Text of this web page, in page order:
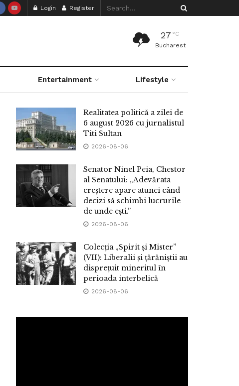
Login Register
27 °C
Bucharest
Entertainment Lifestyle
Realitatea politică a zilei de
6 august 2026 cu jurnalistul
Titi Sultan
2026-08-06
Senator Ninel Peia, Chestor
al Senatului: „Adevărata
creștere apare atunci când
decizi să schimbi lucrurile
de unde ești.”
2026-08-06
Colecția „Spirit și Mister”
(VII): Liberalii și țărăniștii au
disprețuit mineritul în
perioada interbelică
2026-08-06